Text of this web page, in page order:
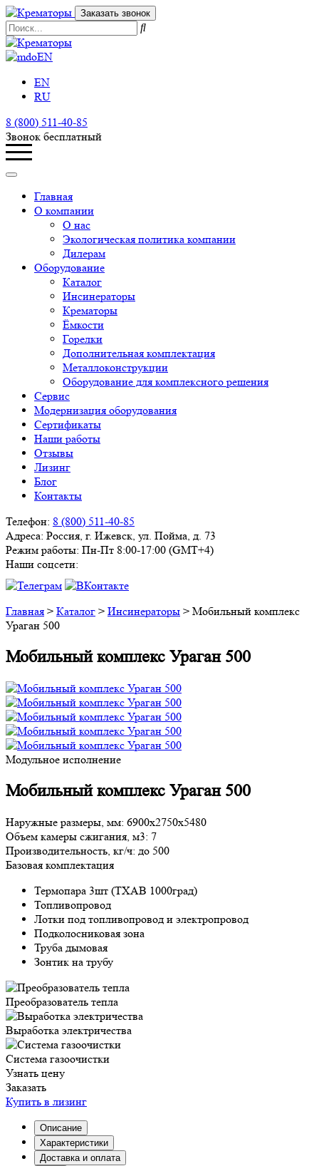
Заказать звонок
EN
EN
RU
8 (800) 511-40-85
Звонок бесплатный
Главная
О компании
О нас
Экологическая политика компании
Дилерам
Оборудование
Каталог
Инсинераторы
Крематоры
Ёмкости
Горелки
Дополнительная комплектация
Металлоконструкции
Оборудование для комплексного решения
Сервис
Модернизация оборудования
Сертификаты
Наши работы
Отзывы
Лизинг
Блог
Контакты
Телефон: 8 (800) 511-40-85
Адреса: Россия, г. Ижевск, ул. Пойма, д. 73
Режим работы: Пн-Пт 8:00-17:00 (GMT+4)
Наши соцсети:
Главная > Каталог > Инсинераторы > Мобильный комплекс
Ураган 500
Мобильный комплекс Ураган 500
Модульное исполнение
Мобильный комплекс Ураган 500
Наружные размеры, мм: 6900х2750х5480
Объем камеры сжигания, м3: 7
Производительность, кг/ч: до 500
Базовая комплектация
Термопара 3шт (ТХАВ 1000град)
Топливопровод
Лотки под топливопровод и электропровод
Подколосниковая зона
Труба дымовая
Зонтик на трубу
Преобразователь тепла
Выработка электричества
Система газоочистки
Узнать цену
Заказать
Купить в лизинг
Описание
Характеристики
Доставка и оплата